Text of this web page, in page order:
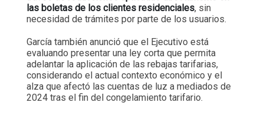
las boletas de los clientes residenciales, sin
necesidad de trámites por parte de los usuarios.
García también anunció que el Ejecutivo está
evaluando presentar una ley corta que permita
adelantar la aplicación de las rebajas tarifarias,
considerando el actual contexto económico y el
alza que afectó las cuentas de luz a mediados de
2024 tras el fin del congelamiento tarifario.